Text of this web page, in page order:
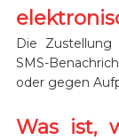
Die Zustellung
SMS-
oder gegen
Was ist,